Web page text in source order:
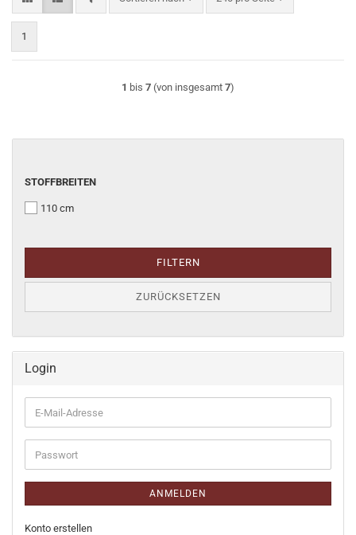
1
1 bis 7 (von insgesamt 7)
STOFFBREITEN
STOFFBREITEN
110 cm
FILTERN
ZURÜCKSETZEN
Login
E-
Mail-
Adresse
Passwort
ANMELDEN
Konto erstellen